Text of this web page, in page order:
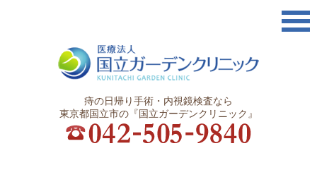
痔の日帰り手術・内視鏡検査なら
東京都国立市の『国立ガーデンクリニック』